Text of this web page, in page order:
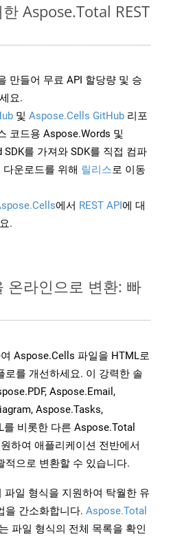
Aspose.Total REST
만들어 무료 API 할당량 및 승
요.
및 Aspose.Cells GitHub 리포
코드용 Aspose.Words 및
를 가져와 SDK를 직접 컴파
운로드를 위해 릴리스로 이동
에서 REST API에 대
.
온라인으로 변환: 빠
Aspose.Cells 파일을 HTML로
로를 개선하세요. 이 강력한 솔
Aspose.Email,
Aspose.Tasks,
비롯한 다른 Aspose.Total
하여 애플리케이션 전반에서
적으로 변환할 수 있습니다.
일 형식을 지원하여 탁월한 유
을 간소화합니다. Aspose.Total
파일 형식의 전체 목록을 확인